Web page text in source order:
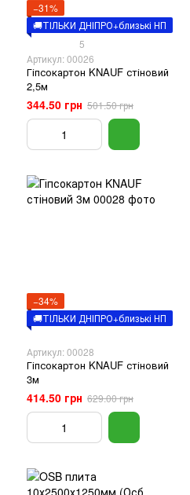
−31%
🚚ТІЛЬКИ ДНІПРО+близькі НП
5
Артикул: 00026
Гіпсокартон KNAUF стіновий
2,5м
344.50 грн 501.50 грн
−34%
🚚ТІЛЬКИ ДНІПРО+близькі НП
Артикул: 00028
Гіпсокартон KNAUF стіновий
3м
414.50 грн 629.00 грн